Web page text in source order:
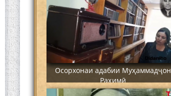
Осорхонаи адабии Муҳаммадҷон
Раҳимӣ